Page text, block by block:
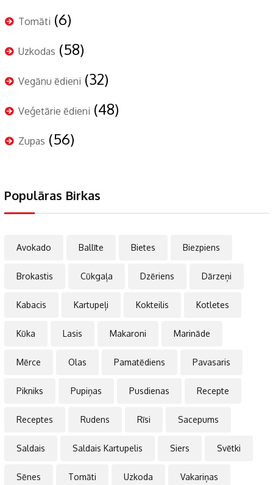
Tomāti (6)
Uzkodas (58)
Vegānu ēdieni (32)
Veģetārie ēdieni (48)
Zupas (56)
Populāras Birkas
Avokado Ballīte Bietes Biezpiens
Brokastis Cūkgaļa Dzēriens Dārzeņi
Kabacis Kartupeļi Kokteilis Kotletes
Kūka Lasis Makaroni Marināde
Mērce Olas Pamatēdiens Pavasaris
Pikniks Pupiņas Pusdienas Recepte
Receptes Rudens Rīsi Sacepums
Saldais Saldais Kartupelis Siers Svētki
Sēnes Tomāti Uzkoda Vakariņas